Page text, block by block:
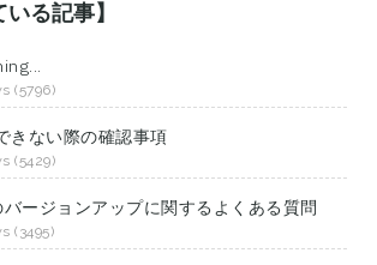
る記事】
(5796)
きない際の確認事項
(5429)
ージョンアップに関するよくある質問
(3495)